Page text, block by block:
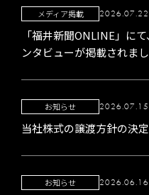
メディア掲載 2026.07.22
「福井新聞ONLINE」に
ンタビューが掲載されま
お知らせ 2026.07.15
当社株式の譲渡方針の決
お知らせ 2026.06.16